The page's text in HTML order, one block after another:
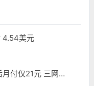
4.54美元
LOCVPS 香港VPS限时特惠：7折后月付仅21元 三网优化BGP线路 可选原生IP